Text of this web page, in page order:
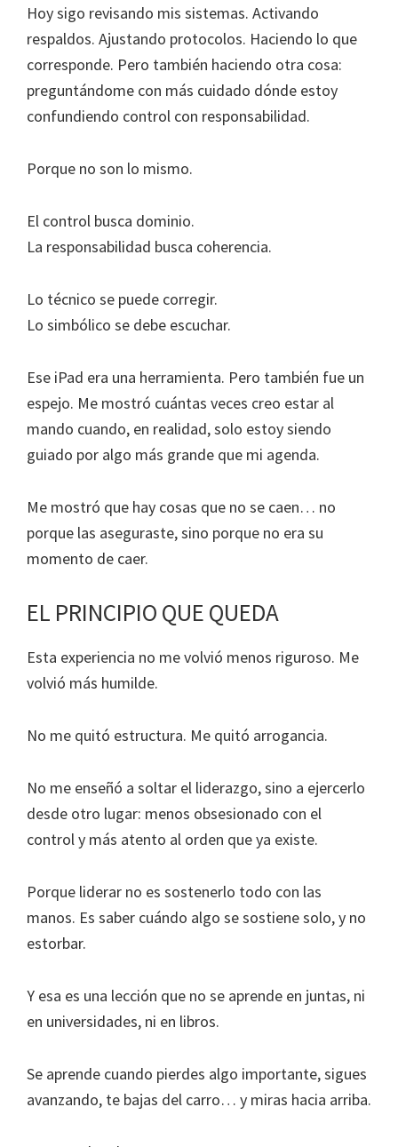
Hoy sigo revisando mis sistemas. Activando
respaldos. Ajustando protocolos. Haciendo lo que
corresponde. Pero también haciendo otra cosa:
preguntándome con más cuidado dónde estoy
confundiendo control con responsabilidad.
Porque no son lo mismo.
El control busca dominio.
La responsabilidad busca coherencia.
Lo técnico se puede corregir.
Lo simbólico se debe escuchar.
Ese iPad era una herramienta. Pero también fue un
espejo. Me mostró cuántas veces creo estar al
mando cuando, en realidad, solo estoy siendo
guiado por algo más grande que mi agenda.
Me mostró que hay cosas que no se caen… no
porque las aseguraste, sino porque no era su
momento de caer.
EL PRINCIPIO QUE QUEDA
Esta experiencia no me volvió menos riguroso. Me
volvió más humilde.
No me quitó estructura. Me quitó arrogancia.
No me enseñó a soltar el liderazgo, sino a ejercerlo
desde otro lugar: menos obsesionado con el
control y más atento al orden que ya existe.
Porque liderar no es sostenerlo todo con las
manos. Es saber cuándo algo se sostiene solo, y no
estorbar.
Y esa es una lección que no se aprende en juntas, ni
en universidades, ni en libros.
Se aprende cuando pierdes algo importante, sigues
avanzando, te bajas del carro… y miras hacia arriba.